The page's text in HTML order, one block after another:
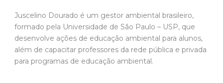
Juscelino Dourado é um gestor ambiental brasileiro,
formado pela Universidade de São Paulo – USP, que
desenvolve ações de educação ambiental para alunos,
além de capacitar professores da rede pública e privada
para programas de educação ambiental.